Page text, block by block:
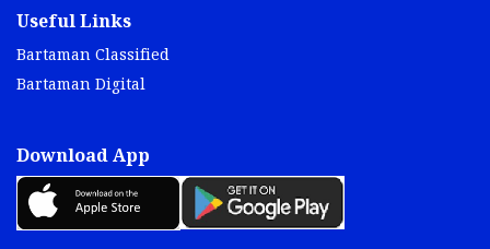
Useful Links
Bartaman Classified
Bartaman Digital
Download App